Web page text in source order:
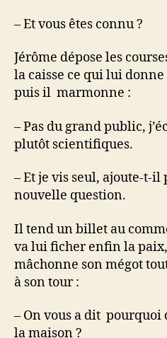
– Et vous êtes connu ?
Jérôme dépose les
la caisse ce qui lui
puis il marmonne :
– Pas du grand public,
plutôt scientifiques.
– Et je vis seul, ajoute-t-
nouvelle question.
Il tend un billet au
va lui ficher enfin la
mâchonne son mégot
à son tour :
– On vous a dit pourquoi
la maison ?